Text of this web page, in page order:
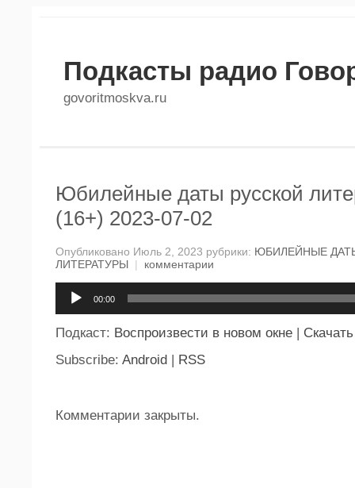
Подкасты радио
govoritmoskva.ru
Юбилейные даты русской
(16+) 2023-07-02
Опубликовано Июль 2, 2023 рубрики: ЮБИЛЕЙНЫЕ
ЛИТЕРАТУРЫ | комментарии
00:00
Подкаст: Воспроизвести в новом окне | Скачать
Subscribe: Android | RSS
Комментарии закрыты.